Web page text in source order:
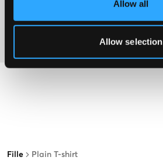
Allow all
Allow selection
Fille Plain T-shirt